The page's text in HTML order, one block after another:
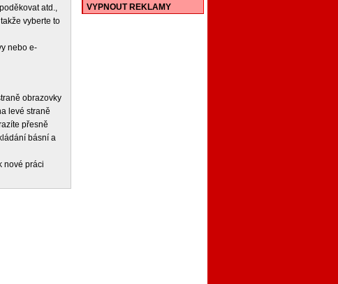
atd.,
vyberte to
nebo e-
obrazovky
levé straně
přesně
básní a
nové práci
VYPNOUT REKLAMY